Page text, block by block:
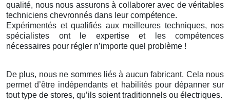
qualité, nous nous assurons à collaborer avec de véritables
techniciens chevronnés dans leur compétence.
Expérimentés et qualifiés aux meilleures techniques, nos
spécialistes ont le expertise et les compétences
nécessaires pour régler n’importe quel problème !
De plus, nous ne sommes liés à aucun fabricant. Cela nous
permet d’être indépendants et habilités pour dépanner sur
tout type de stores, qu’ils soient traditionnels ou électriques.